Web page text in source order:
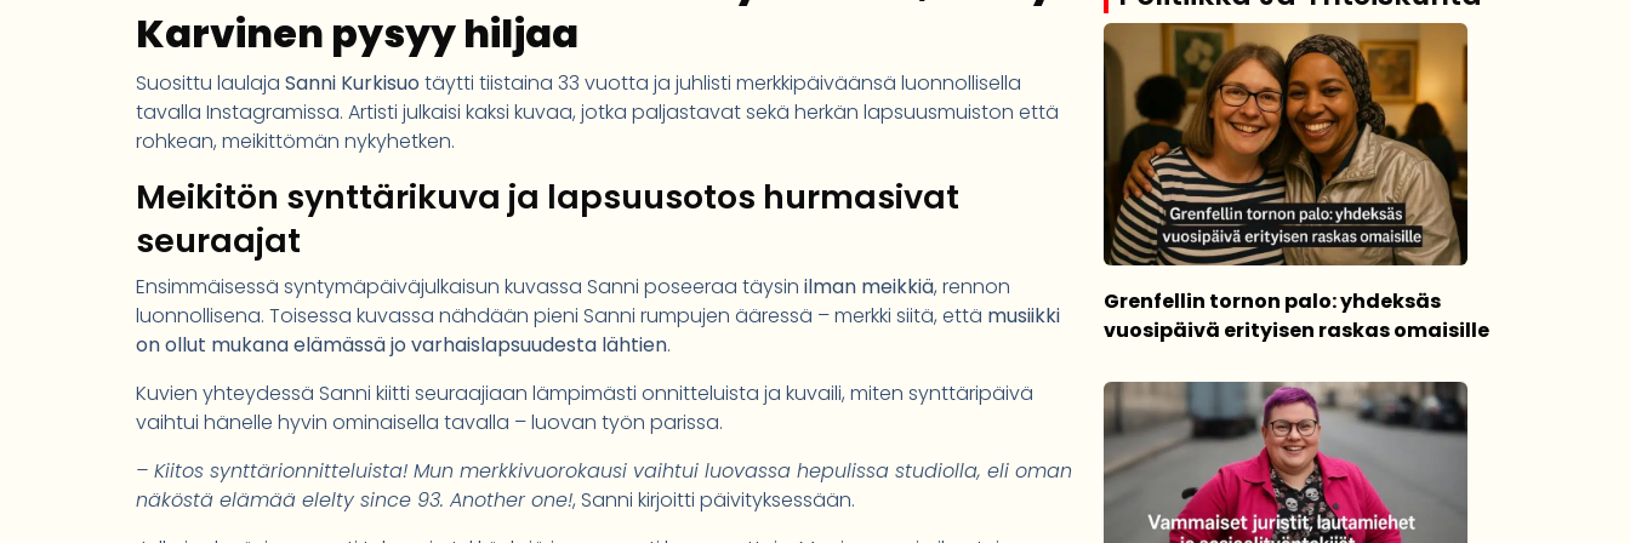
Karvinen pysyy hiljaa
Suosittu laulaja Sanni Kurkisuo täytti tiistaina 33 vuotta ja juhlisti merkkipäiväänsä luonnollisella
tavalla Instagramissa. Artisti julkaisi kaksi kuvaa, jotka paljastavat sekä herkän lapsuusmuiston että
rohkean, meikittömän nykyhetken.
Meikitön synttärikuva ja lapsuusotos hurmasivat
seuraajat
Ensimmäisessä syntymäpäiväjulkaisun kuvassa Sanni poseeraa täysin ilman meikkiä, rennon
luonnollisena. Toisessa kuvassa nähdään pieni Sanni rumpujen ääressä – merkki siitä, että musiikki
on ollut mukana elämässä jo varhaislapsuudesta lähtien.
Kuvien yhteydessä Sanni kiitti seuraajiaan lämpimästi onnitteluista ja kuvaili, miten synttäripäivä
vaihtui hänelle hyvin ominaisella tavalla – luovan työn parissa.
– Kiitos synttärionnitteluista! Mun merkkivuorokausi vaihtui luovassa hepulissa studiolla, eli oman
näköstä elämää elelty since 93. Another one!, Sanni kirjoitti päivityksessään.
Grenfellin tornon palo: yhdeksäs
vuosipäivä erityisen raskas omaisille